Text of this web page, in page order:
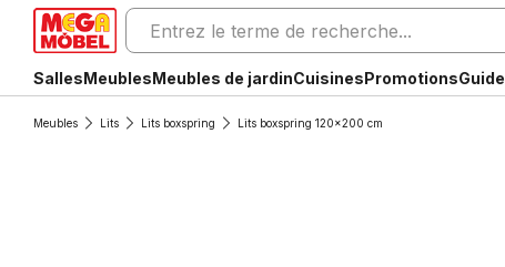
SallesMeublesMeubles de jardinCuisinesPromotionsGuide
Meubles Lits Lits boxspring Lits boxspring 120x200 cm